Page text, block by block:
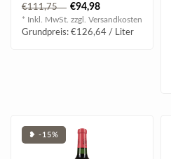
Zitrusnoten,..
€111,75 €94,98
* Inkl. MwSt. zzgl. Versandkosten
Grundpreis: €126,64 / Liter
❥ -15%